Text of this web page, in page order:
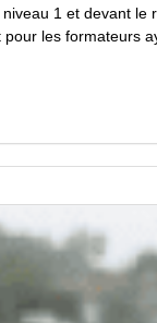
1 et devant le
pour les formateurs